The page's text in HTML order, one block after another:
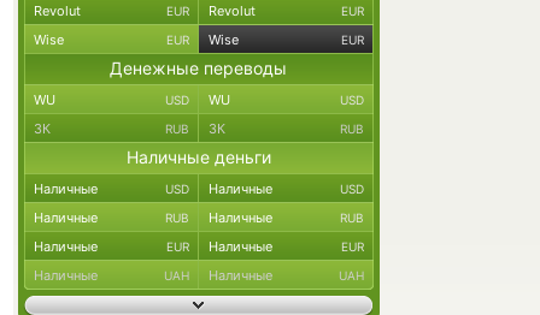
Revolut EUR Revolut EUR
Wise EUR Wise EUR
Денежные переводы
WU USD WU USD
ЗК RUB ЗК RUB
Наличные деньги
Наличные USD Наличные USD
Наличные RUB Наличные RUB
Наличные EUR Наличные EUR
Наличные UAH Наличные UAH